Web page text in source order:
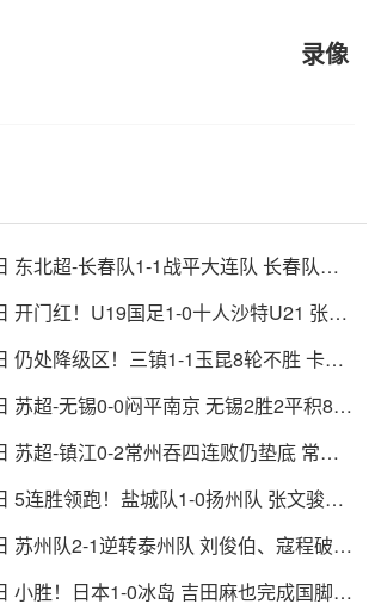
录像
东北超-长春队1-1战平大连队 长春队点
开门红！U19国足1-0十人沙特U21 张家
仍处降级区！三镇1-1玉昆8轮不胜 卡迪
苏超-无锡0-0闷平南京 无锡2胜2平积8分
苏超-镇江0-2常州吞四连败仍垫底 常州
5连胜领跑！盐城队1-0扬州队 张文骏点
苏州队2-1逆转泰州队 刘俊伯、寇程破门
小胜！日本1-0冰岛 吉田麻也完成国脚谢